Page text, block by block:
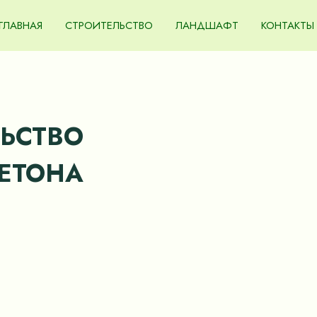
СТРОИТЕЛЬСТВО ЛАНДШАФТ КОНТАКТЫ